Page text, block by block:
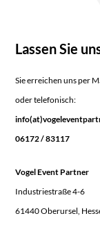
Lassen Sie
Sie erreichen uns per
oder telefonisch:
06172 / 83117
Vogel Event Partner
Industriestraße 4-6
61440 Oberursel,